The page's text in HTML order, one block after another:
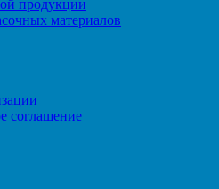
продукции
материалов
соглашение